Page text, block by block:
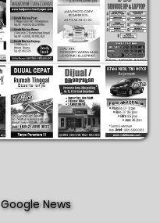
Google News